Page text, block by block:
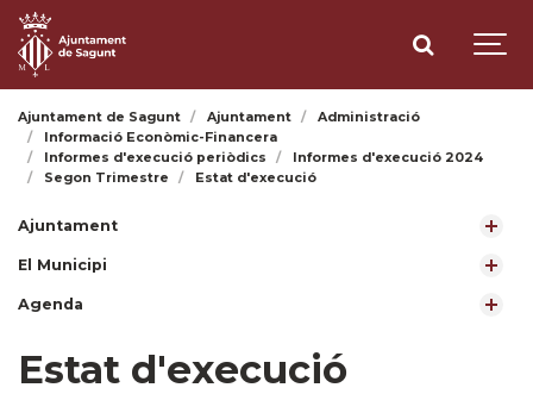
Ajuntament de Sagunt Ajuntament
Administració
Informació Econòmic-Financera
Informes d'execució periòdics
Informes d'execució 2024
Segon Trimestre
Estat d'execució
Ajuntament
El Municipi
Agenda
Estat d'execució